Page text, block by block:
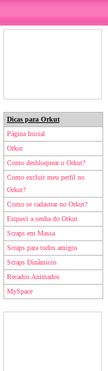
Dicas para Orkut
Página Inicial
Orkut
Como desbloquear o Orkut?
Como excluir meu perfil no
Orkut?
Como se cadastrar no Orkut?
Esqueci a senha do Orkut
Scraps em Massa
Scraps para todos amigos
Scraps Dinâmicos
Recados Animados
MySpace